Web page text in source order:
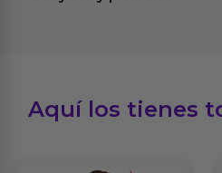
Aquí los tienes